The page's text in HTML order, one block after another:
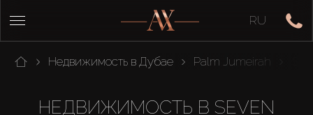
RU
Недвижимость в Дубае Palm Jumeirah
НЕДВИЖИМОСТЬ В SEVEN